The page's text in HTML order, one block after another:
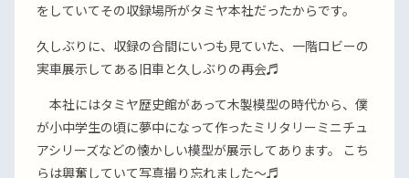
をしていてその収録場所がタミヤ本社だったからです。
久しぶりに、収録の合間にいつも見ていた、一階ロビーの
実車展示してある旧車と久しぶりの再会♬
本社にはタミヤ歴史館があって木製模型の時代から、僕
が小中学生の頃に夢中になって作ったミリタリーミニチュ
アシリーズなどの懐かしい模型が展示してあります。 こち
らは興奮していて写真撮り忘れました〜♬